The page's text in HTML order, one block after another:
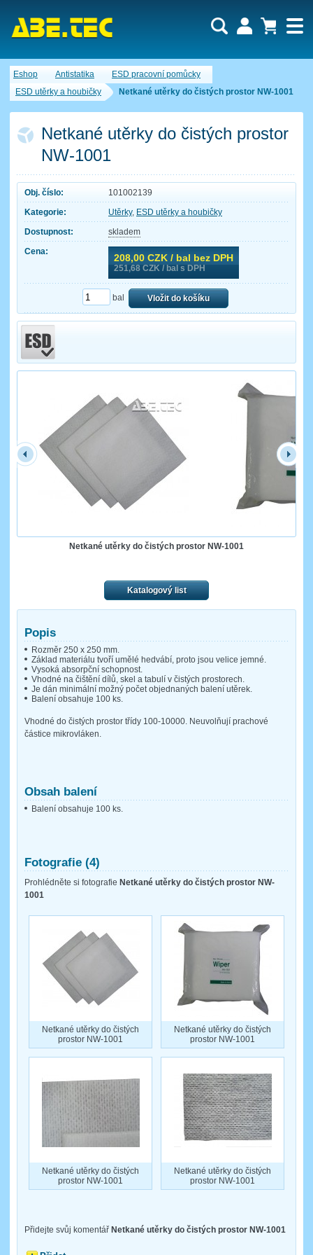
Eshop Antistatika
ESD pracovní pomůcky
ESD utěrky a houbičky
Netkané utěrky do čistých prostor NW-1001
Netkané utěrky do čistých prostor
NW-1001
Obj. číslo:
101002139
Kategorie:
Utěrky, ESD utěrky a houbičky
Dostupnost:
skladem
Cena:
208,00 CZK / bal bez DPH
251,68 CZK / bal s DPH
bal Vložit do košíku
Netkané utěrky do čistých prostor NW-1001
Katalogový list
Popis
Rozměr 250 x 250 mm.
Základ materiálu tvoří umělé hedvábí, proto jsou velice jemné.
Vysoká absorpční schopnost.
Vhodné na čištění dílů, skel a tabulí v čistých prostorech.
Je dán minimální možný počet objednaných balení utěrek.
Balení obsahuje 100 ks.
Vhodné do čistých prostor třídy 100-10000. Neuvolňují prachové
částice mikrovláken.
Obsah balení
Balení obsahuje 100 ks.
Fotografie (4)
Prohlédněte si fotografie Netkané utěrky do čistých prostor NW-
1001
Netkané utěrky do čistých
prostor NW-1001
Netkané utěrky do čistých
prostor NW-1001
Netkané utěrky do čistých
prostor NW-1001
Netkané utěrky do čistých
prostor NW-1001
Přidejte svůj komentář Netkané utěrky do čistých prostor NW-1001
Nákupní košík je momentálně prázdný.
Obsah košíku
Počet produktů:0
Cena celkem:0,00 CZK
Uživatel:
Heslo:
Zapomenuté heslo Nová registrace